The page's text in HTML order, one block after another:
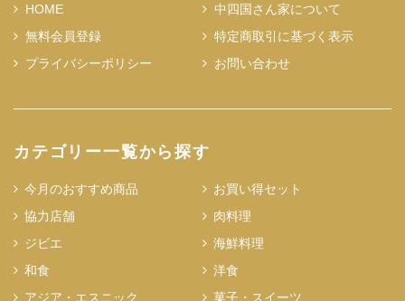
HOME
中四国さん家について
無料会員登録
特定商取引に基づく表示
プライバシーポリシー
お問い合わせ
カテゴリー一覧から探す
今月のおすすめ商品
お買い得セット
協力店舗
肉料理
ジビエ
海鮮料理
和食
洋食
アジア・エスニック
菓子・スイーツ